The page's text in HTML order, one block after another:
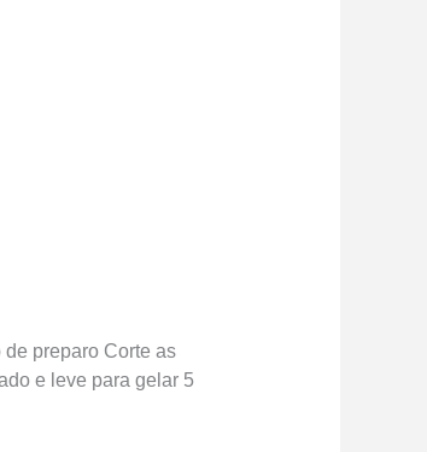
preparo Corte as
e leve para gelar 5